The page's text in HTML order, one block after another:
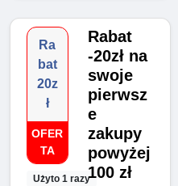
Ra
bat
20z
ł
OFER
TA
Użyto 1 razy
Rabat
-20zł na
swoje
pierwsz
e
zakupy
powyżej
100 zł